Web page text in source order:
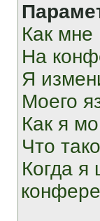
Как мне
На
Я
Моего
Как я
Что
Когда я